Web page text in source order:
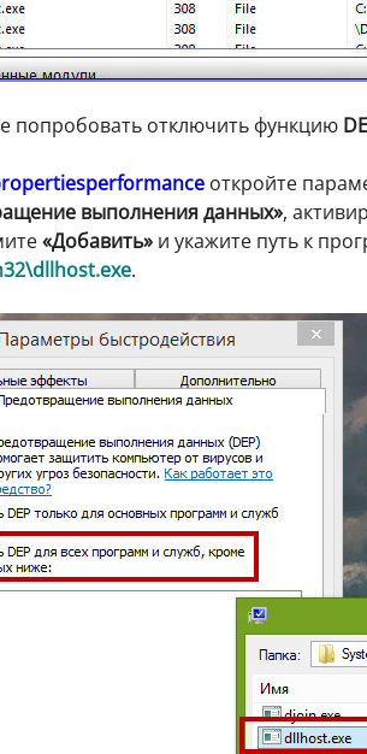
попробовать отключить функцию
откройте
выполнения данных»,
«Добавить» и укажите путь к
.